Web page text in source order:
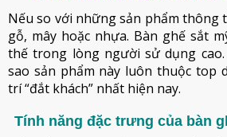
Nếu so với những sản phẩm thông
gỗ, mây hoặc nhựa. Bàn ghế sắt
thế trong lòng người sử dụng
sao sản phẩm này luôn thuộc top
trí “đắt khách” nhất hiện nay.
Tính năng đặc trưng của bàn